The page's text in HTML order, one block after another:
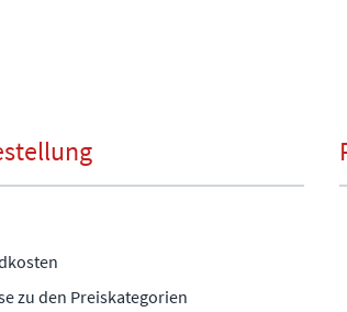
zu den Preiskategorien